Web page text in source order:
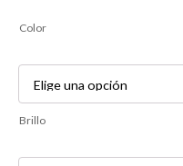
Color
Brillo